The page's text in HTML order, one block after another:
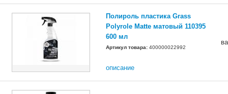
Полироль пластика Grass
Polyrole Matte матовый 110395
600 мл
Артикул товара: 400000022992
описание